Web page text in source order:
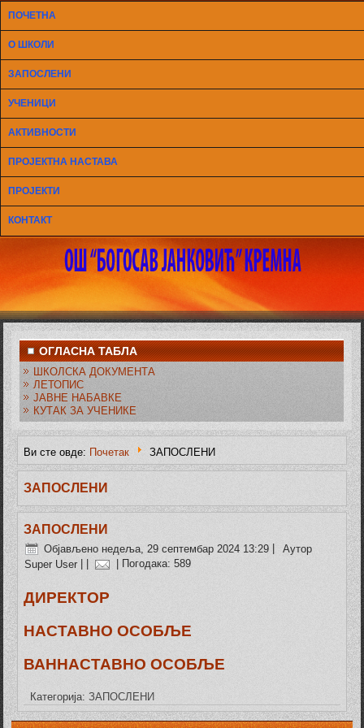
ПОЧЕТНА
О ШКОЛИ
ЗАПОСЛЕНИ
УЧЕНИЦИ
АКТИВНОСТИ
ПРОЈЕКТНА НАСТАВА
ПРОЈЕКТИ
КОНТАКТ
ОГЛАСНА ТАБЛА
ШКОЛСКА ДОКУМЕНТА
ЛЕТОПИС
ЈАВНЕ НАБАВКЕ
КУТАК ЗА УЧЕНИКЕ
Ви сте овде: Почетак ЗАПОСЛЕНИ
ЗАПОСЛЕНИ
ЗАПОСЛЕНИ
Објављено недеља, 29 септембар 2024 13:29
Аутор
Super User
| Погодака: 589
ДИРЕКТОР
НАСТАВНО ОСОБЉЕ
ВАННАСТАВНО ОСОБЉЕ
Категорија:ЗАПОСЛЕНИ